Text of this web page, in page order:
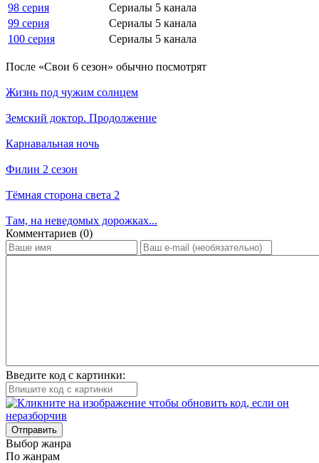
98 серия
Сериалы 5 канала
99 серия
Сериалы 5 канала
100 серия
Сериалы 5 канала
По­сле «Свои 6 сезон» обыч­но по­смот­рят
Жизнь под чужим солнцем
Земский доктор. Продолжение
Карнавальная ночь
Филин 2 сезон
Тёмная сторона света 2
Там, на неведомых дорожках...
Ком­мен­та­ри­ев (0)
Введите код с картинки:
Отправить
Вы­бор жан­ра
По жан­рам